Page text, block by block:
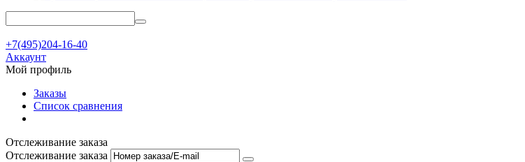
+7(495)204-16-40
Аккаунт
Мой профиль
Заказы
Список сравнения
Отслеживание заказа
Отслеживание заказа